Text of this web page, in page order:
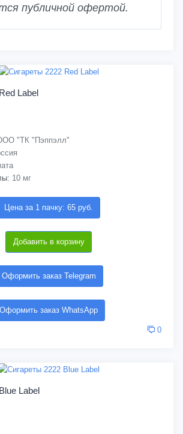
публичной офертой.
Label
"ТК "Пэппэлл"
10 мг
Цена за 1 пачку: 65 руб.
Добавить в корзину
Оформить заказ Telegram
Оформить заказ WhatsApp
0
Label